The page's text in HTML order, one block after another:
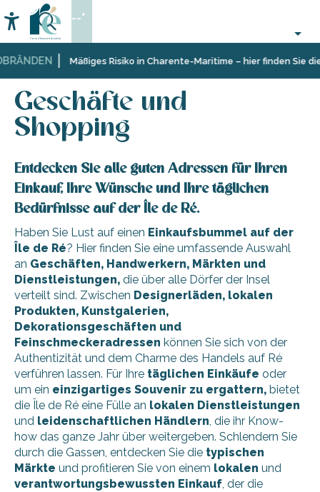
au
contenu
principal
Mäßiges Risiko in Charente-Maritime – hier finden Sie die
Accessibilité
Suche
--°
Startseite
Sich
Geschäfte und Shopping
Geschäfte und
Shopping
Entdecken Sie alle guten Adressen für Ihren
Einkauf, Ihre Wünsche und Ihre täglichen
Bedürfnisse auf der Île de Ré.
Haben Sie Lust auf einen Einkaufsbummel auf der
Île de Ré? Hier finden Sie eine umfassende Auswahl
an Geschäften, Handwerkern, Märkten und
Dienstleistungen, die über alle Dörfer der Insel
verteilt sind. Zwischen Designerläden, lokalen
Produkten, Kunstgalerien,
Dekorationsgeschäften und
Feinschmeckeradressen können Sie sich von der
Authentizität und dem Charme des Handels auf Ré
verführen lassen. Für Ihre täglichen Einkäufe oder
um ein einzigartiges Souvenir zu ergattern, bietet
die Île de Ré eine Fülle an lokalen Dienstleistungen
und leidenschaftlichen Händlern, die ihr Know-
how das ganze Jahr über weitergeben. Schlendern Sie
durch die Gassen, entdecken Sie die typischen
Märkte und profitieren Sie von einem lokalen und
verantwortungsbewussten Einkauf, der die